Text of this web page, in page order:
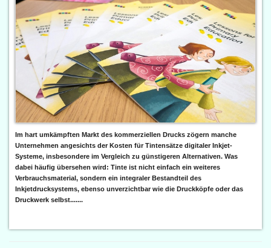
Im hart umkämpften Markt des kommerziellen Drucks zögern manche
Unternehmen angesichts der Kosten für Tintensätze digitaler Inkjet-
Systeme, insbesondere im Vergleich zu günstigeren Alternativen. Was
dabei häufig übersehen wird: Tinte ist nicht einfach ein weiteres
Verbrauchsmaterial, sondern ein integraler Bestandteil des
Inkjetdrucksystems, ebenso unverzichtbar wie die Druckköpfe oder das
Druckwerk selbst.......